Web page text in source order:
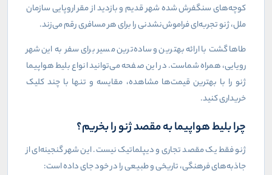
کوچه‌های سنگفرش شده شهر قدیم و بازدید از مقر اروپایی سازمان
ملل، ژنو تجربه‌ای فراموش‌نشدنی را برای هر مسافری رقم می‌زند.
طاهاگشت با ارائه بهترین و ساده‌ترین مسیر برای سفر به این شهر
رویایی، همراه شماست. در این صفحه می‌توانید انواع بلیط هواپیما
ژنو را با بهترین قیمت‌ها مشاهده، مقایسه و تنها با چند کلیک
خریداری کنید.
چرا بلیط هواپیما به مقصد ژنو را بخریم؟
ژنو فقط یک مقصد تجاری و دیپلماتیک نیست. این شهر گنجینه‌ای از
جاذبه‌های فرهنگی، تاریخی و طبیعی را در خود جای داده است: